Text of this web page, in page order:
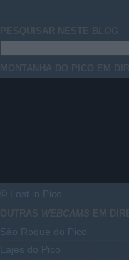
PESQUISAR NESTE BLOG
MONTANHA DO PICO EM
© Lost in Pico
OUTRAS WEBCAMS EM
São Roque do Pico
Lajes do Pico